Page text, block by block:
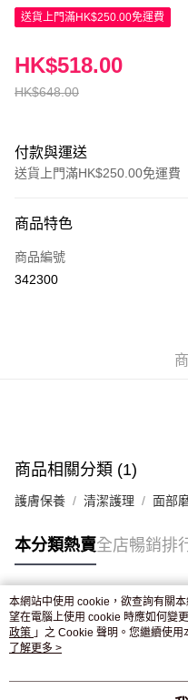
送貨上門滿HK$250.00免運費
HK$648.00
HK$518.00
付款與運送
送貨上門滿HK$250.00免運費
信用卡
Apple Pay
付款後門市自取，訂單確認後
商品特色
商品編號
342300
商品相關分類 (1)
護膚保養 清潔護理 面部
本分類熱賣全店暢銷排
熱門標籤
熱銷排行
本網站中使用 cookie，欲查詢有關
望在電腦上使用 cookie 時應如何變
政策 」之 Cookie 聲明。您繼續使
條款之 Cookie 聲明使用 cookie。
了解更多 >